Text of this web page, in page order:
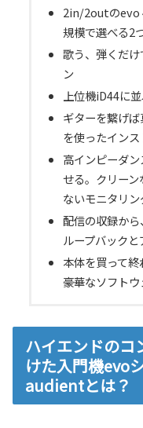
2in/2outのevo
規模で選べる2
歌う、弾くだ
ン
上位機iD44に
ギターを繋げ
を使ったイン
高インピーダ
せる。クリー
ないモニタリン
配信の収録から
ループバック
本体を買って
豪華なソフト
ハイエンドのコ
けた入門機evo
audientとは？